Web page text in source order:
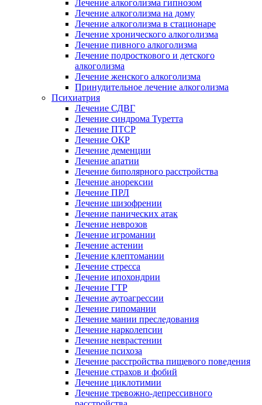
Лечение алкоголизма гипнозом
Лечение алкоголизма на дому
Лечение алкоголизма в стационаре
Лечение хронического алкоголизма
Лечение пивного алкоголизма
Лечение подросткового и детского
алкоголизма
Лечение женского алкоголизма
Принудительное лечение алкоголизма
Психиатрия
Лечение СДВГ
Лечение синдрома Туретта
Лечение ПТСР
Лечение ОКР
Лечение деменции
Лечение апатии
Лечение биполярного расстройства
Лечение анорексии
Лечение ПРЛ
Лечение шизофрении
Лечение панических атак
Лечение неврозов
Лечение игромании
Лечение астении
Лечение клептомании
Лечение стресса
Лечение ипохондрии
Лечение ГТР
Лечение аутоагрессии
Лечение гипомании
Лечение мании преследования
Лечение нарколепсии
Лечение неврастении
Лечение психоза
Лечение расстройства пищевого поведения
Лечение страхов и фобий
Лечение циклотимии
Лечение тревожно-депрессивного